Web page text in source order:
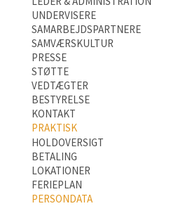
UNDERVISERE
SAMARBEJDSPARTNERE
SAMVÆRSKULTUR
PRESSE
STØTTE
VEDTÆGTER
BESTYRELSE
KONTAKT
PRAKTISK
HOLDOVERSIGT
BETALING
LOKATIONER
FERIEPLAN
PERSONDATA